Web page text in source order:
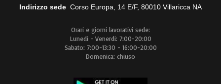
Indirizzo sede Corso Europa, 14 E/F, 80010 Villaricca NA
Orari e giorni lavorativi sede:
Lunedi - Venerdi: 7:00-20:00
Sabato: 7:00-13:30 - 16:00-20:00
Domenica: chiuso